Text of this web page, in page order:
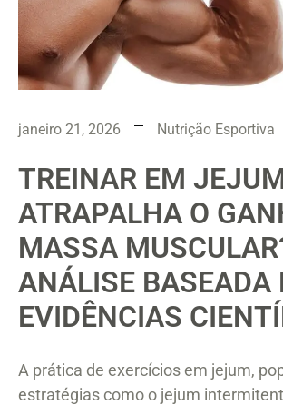
janeiro 21, 2026 Nutrição Esportiva
TREINAR EM
ATRAPALHA O
MASSA
ANÁLISE BASEADA
EVIDÊNCIAS
A prática de exercícios em jejum,
estratégias como o jejum